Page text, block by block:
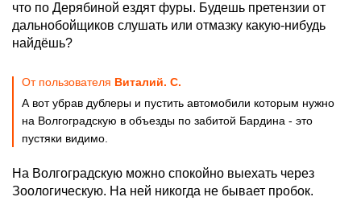
что по Дерябиной ездят фуры. Будешь претензии от
дальнобойщиков слушать или отмазку какую-нибудь
найдёшь?
От пользователя Виталий. С.
А вот убрав дублеры и пустить автомобили которым нужно
на Волгоградскую в объезды по забитой Бардина - это
пустяки видимо.
На Волгоградскую можно спокойно выехать через
Зоологическую. На ней никогда не бывает пробок.